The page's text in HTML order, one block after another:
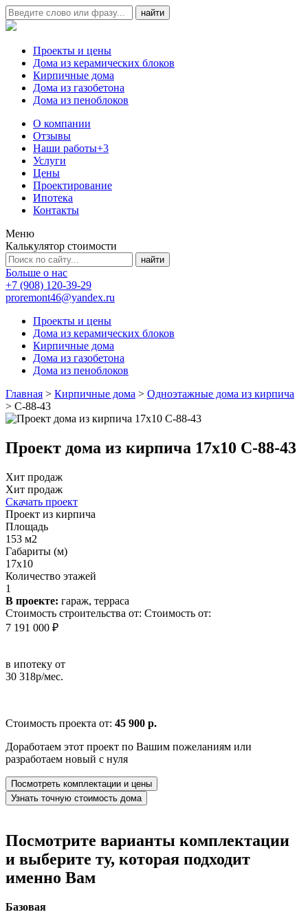
Проекты и цены
Дома из керамических блоков
Кирпичные дома
Дома из газобетона
Дома из пеноблоков
О компании
Отзывы
Наши работы+3
Услуги
Цены
Проектирование
Ипотека
Контакты
Меню
Калькулятор стоимости
Больше о нас
+7 (908) 120-39-29
proremont46@yandex.ru
Проекты и цены
Дома из керамических блоков
Кирпичные дома
Дома из газобетона
Дома из пеноблоков
Главная > Кирпичные дома > Одноэтажные дома из кирпича
> С-88-43
Проект дома из кирпича 17x10 С-88-43
Хит продаж
Хит продаж
Скачать проект
Проект из кирпича
Площадь
153 м2
Габариты (м)
17x10
Количество этажей
1
В проекте: гараж, терраса
Стоимость строительства от: Стоимость от:
7 191 000 ₽
в ипотеку от
30 318р/мес.
Стоимость проекта от: 45 900 р.
Доработаем этот проект по Вашим пожеланиям или
разработаем новый с нуля
Посмотреть комплектации и цены
Узнать точную стоимость дома
Посмотрите варианты комплектации
и выберите ту, которая подходит
именно Вам
Базовая